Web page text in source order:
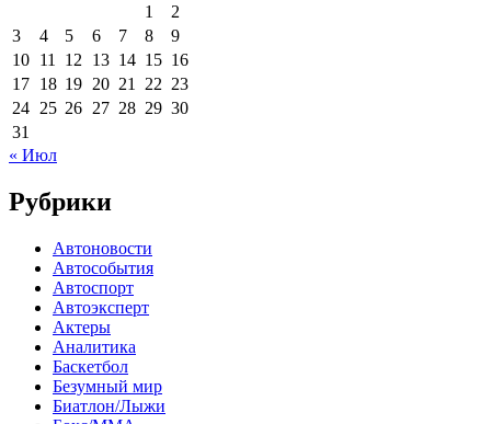
1
2
3
4 5 6 7 8
9
10 11 12 13 14 15 16
17 18 19 20 21 22 23
24 25 26 27 28 29 30
31
« Июл
Рубрики
Автоновости
Автособытия
Автоспорт
Автоэксперт
Актеры
Аналитика
Баскетбол
Безумный мир
Биатлон/Лыжи